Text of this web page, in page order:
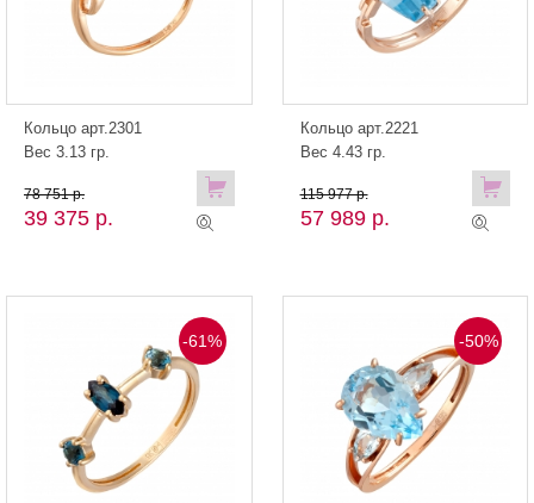
Кольцо арт.2301
Вес 3.13 гр.
39 375 р.
78 751 р.
Кольцо арт.2221
Вес 4.43 гр.
57 989 р.
115 977 р.
-61% -50%